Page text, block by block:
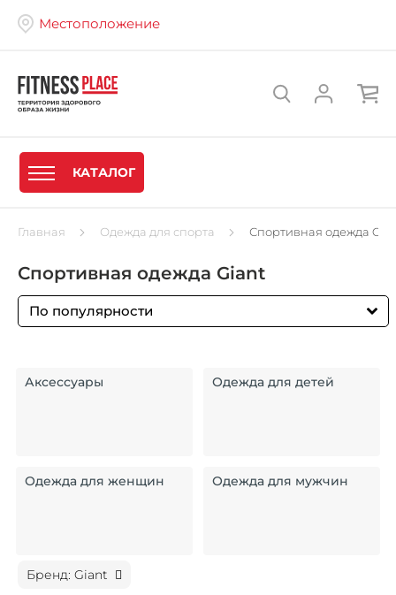
Местоположение
КАТАЛОГ
Главная Одежда для спорта Спортивная одежда
Спортивная одежда Giant
По популярности
Аксессуары Одежда для детей
Одежда для женщин Одежда для мужчин
Бренд: Giant